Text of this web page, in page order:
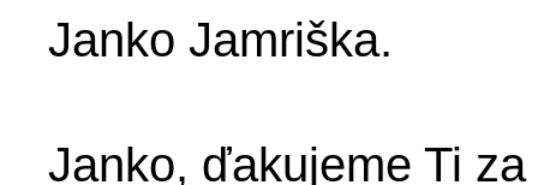
Janko Jamriška.
Janko, ďakujeme Ti